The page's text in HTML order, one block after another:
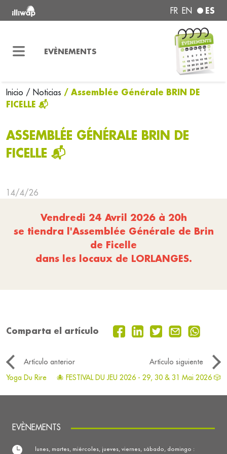
FR EN ES
EVÈNEMENTS
Inicio / Noticias / Assemblée Générale BRIN DE
FICELLE 📬
ASSEMBLÉE GÉNÉRALE BRIN DE
FICELLE 📬
14/4/26
Vendredi 24 Avril 2026 à 20h
se tiendra l'Assemblée Générale de Brin
de Ficelle
dans les locaux de LORLANGES.
Comparta el artículo
Artículo anterior
Artículo siguiente
Yoga Du Rire
🐙 FESTIVAL DU JEU 2026 - 29, 30 & 31 Mai 2026 🎲
EVÈNEMENTS
lunes, martes, miércoles, jueves, viernes, sábado, domingo :